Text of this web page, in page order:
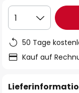
1
50 Tage
Kauf auf